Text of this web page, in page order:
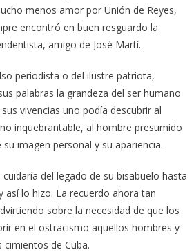
menos amor por Unión de Reyes,
encontró en buen resguardo la
amigo de José Martí.
periodista o del ilustre patriota,
palabras la grandeza del ser humano
vivencias uno podía descubrir al
inquebrantable, al hombre presumido
imagen personal y su apariencia.
del legado de su bisabuelo hasta
así lo hizo. La recuerdo ahora tan
sobre la necesidad de que los
en el ostracismo aquellos hombres y
de Cuba.